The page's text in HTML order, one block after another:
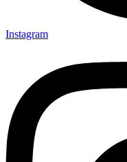
Instagram